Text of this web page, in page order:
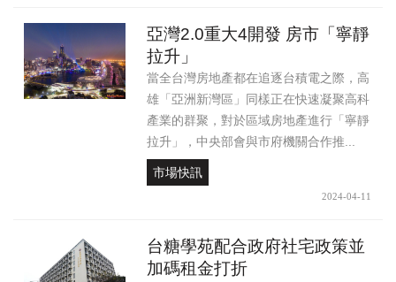
亞灣2.0重大4開發 房市「寧靜
拉升」
當全台灣房地產都在追逐台積電之際，高
雄「亞洲新灣區」同樣正在快速凝聚高科
產業的群聚，對於區域房地產進行「寧靜
拉升」，中央部會與市府機關合作推...
市場快訊
2024-04-11
台糖學苑配合政府社宅政策並
加碼租金打折